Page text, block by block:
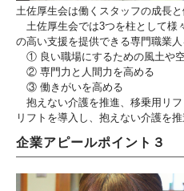
土佐厚生会は働くスタッフの成長
土佐厚生会では3つを柱として様
の高い支援を提供できる専門職業人
① 良い職場にするための風土や
② 専門力と人間力を高める
③ 働きがいを高める
抱えない介護を推進、移乗用リ
リフトを導入し、抱えない介護を推
企業アピールポイント３